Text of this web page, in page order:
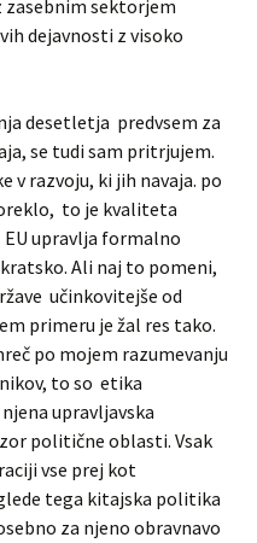
zasebnim sektorjem
dejavnosti z visoko
desetletja predvsem za
se tudi sam pritrjujem.
v razvoju, ki jih navaja. po
to je kvaliteta
upravlja formalno
Ali naj to pomeni,
učinkovitejše od
primeru je žal res tako.
po mojem razumevanju
to so etika
upravljavska
politične oblasti. Vsak
vse prej kot
tega kitajska politika
za njeno obravnavo